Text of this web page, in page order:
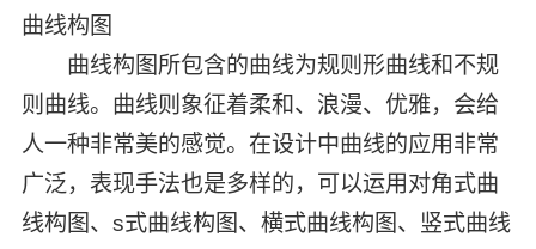
曲线构图
曲线构图所包含的曲线为规则形曲线和不规
则曲线。曲线则象征着柔和、浪漫、优雅，会给
人一种非常美的感觉。在设计中曲线的应用非常
广泛，表现手法也是多样的，可以运用对角式曲
线构图、s式曲线构图、横式曲线构图、竖式曲线